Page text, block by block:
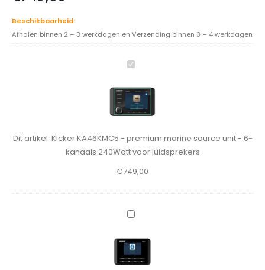
Beschikbaarheid:
Afhalen binnen 2 – 3 werkdagen en Verzending binnen 3 – 4 werkdagen
Kicker
-
premium
source
unit
6-
voor
Dit artikel: Kicker KA46KMC5 - premium marine source unit - 6-
kanaals 240Watt voor luidsprekers
€749,00
Kicker
-
maritieme